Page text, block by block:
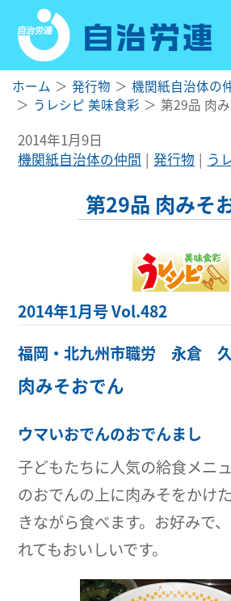
ホーム 発行物
機関紙自治体の
うレシピ 美味食彩
第29品 肉
2014年1月9日
機関紙自治体の仲間
発行物 う
第29品 肉みそ
2014年1月号 Vol.482
福岡・北九州市職労 永倉
肉みそおでん
ウマいおでんのおでんまし
子どもたちに人気の給食メニ
のおでんの上に肉みそをかけ
きながら食べます。お好みで
れてもおいしいです。